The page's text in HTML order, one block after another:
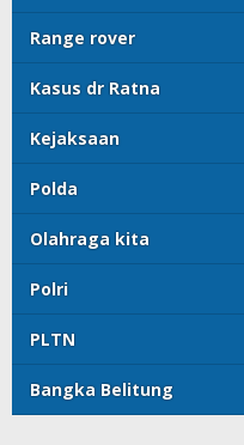
Range rover
Kasus dr Ratna
Kejaksaan
Polda
Olahraga kita
Polri
PLTN
Bangka Belitung